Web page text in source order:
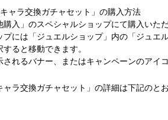
ャラ交換ガチャセット」の購入方法
購入」のスペシャルショップにて購入いた
には「ジュエルショップ」内の「ジュエ
ると移動できます。
れるバナー、またはキャンペーンのアイ
ャラ交換ガチャセット」の詳細は下記のと